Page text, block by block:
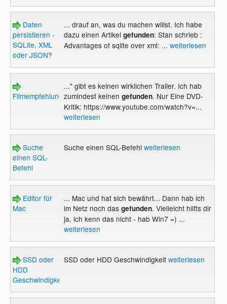
Daten
persistieren -
SQLite, XML
oder JSON?
... drauf an, was du machen willst. Ich habe
dazu einen Artikel gefunden: Stan schrieb :
Advantages of sqlite over xml: ... weiterlesen
Filmempfehlungen?
..." gibt es keinen wirklichen Trailer. Ich hab
zumindest keinen gefunden. Nur Eine DVD-
Kritik: https://www.youtube.com/watch?v=...
weiterlesen
Suche
einen SQL-
Befehl
Suche einen SQL-Befehl weiterlesen
Editor für
Mac
... Mac und hat sich bewährt... Dann hab ich
im Netz noch dasgefunden. Vielleicht hilfts dir
ja, ich kenn das nicht - hab Win7 =) ...
weiterlesen
SSD oder
HDD
Geschwindigkeit
SSD oder HDD Geschwindigkeit weiterlesen